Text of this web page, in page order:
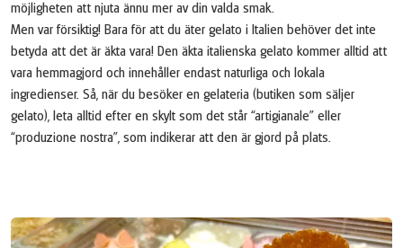
möjligheten att njuta ännu mer av din valda smak.
Men var försiktig! Bara för att du äter gelato i Italien behöver det inte
betyda att det är äkta vara! Den äkta italienska gelato kommer alltid att
vara hemmagjord och innehåller endast naturliga och lokala
ingredienser. Så, när du besöker en gelateria (butiken som säljer
gelato), leta alltid efter en skylt som det står “artigianale” eller
“produzione nostra”, som indikerar att den är gjord på plats.